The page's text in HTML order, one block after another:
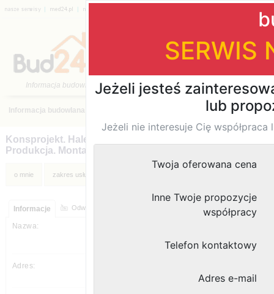
| |
Katalog firm
pomorskie›Gdynia›
Konsprojekt. Hale stalowe. Projekt.
Produkcja. Montaż
Informacje Odwiedziny strony: